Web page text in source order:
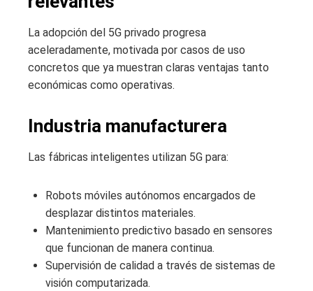
La adopción del 5G privado progresa
aceleradamente, motivada por casos de uso
concretos que ya muestran claras ventajas tanto
económicas como operativas.
Industria manufacturera
Las fábricas inteligentes utilizan 5G para:
Robots móviles autónomos encargados de
desplazar distintos materiales.
Mantenimiento predictivo basado en sensores
que funcionan de manera continua.
Supervisión de calidad a través de sistemas de
visión computarizada.